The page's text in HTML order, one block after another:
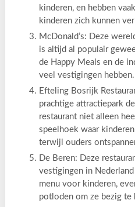
kinderen, en hebben
kinderen zich kunnen
McDonald’s: Deze
is altijd al populair
de Happy Meals en de
veel vestigingen hebben.
Efteling Bosrijk
prachtige attractiepark
restaurant niet alleen
speelhoek waar
terwijl ouders
De Beren: Deze
vestigingen in Nederland
menu voor kinderen,
potloden om ze bezig te